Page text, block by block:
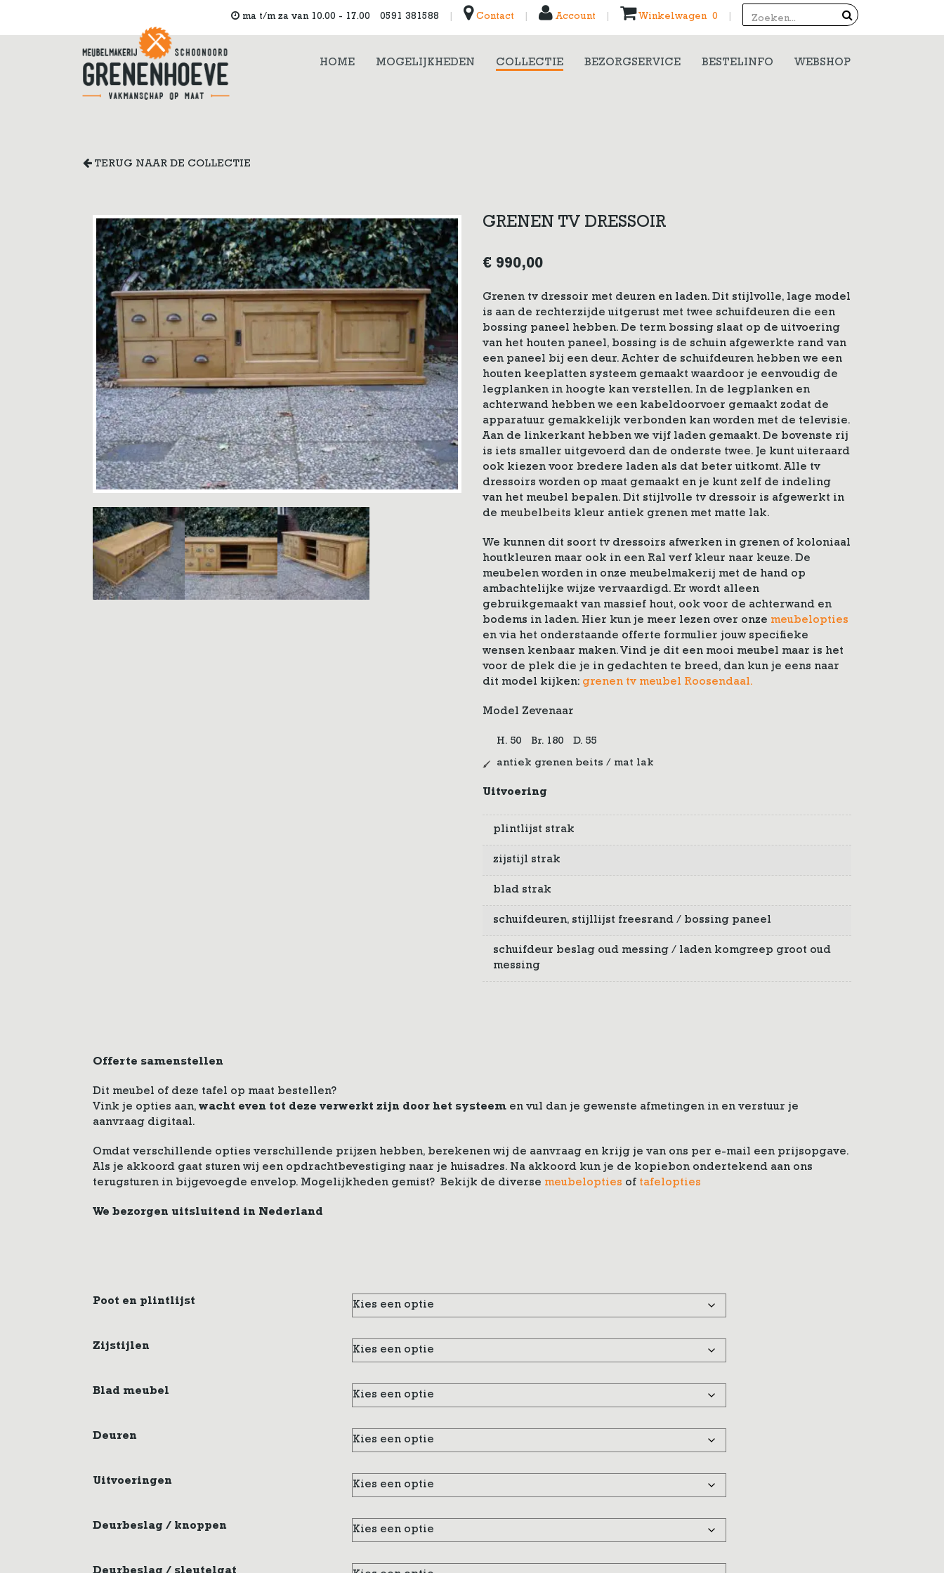
ma t/m za van 10.00 - 17.00 0591 381588 Contact Account Winkelwagen 0
HOME MOGELIJKHEDEN COLLECTIE BEZORGSERVICE BESTELINFO WEBSHOP
TERUG NAAR DE COLLECTIE
GRENEN TV DRESSOIR
€ 990,00
Grenen tv dressoir met deuren en laden. Dit stijlvolle, lage model
is aan de rechterzijde uitgerust met twee schuifdeuren die een
bossing paneel hebben. De term bossing slaat op de uitvoering
van het houten paneel, bossing is de schuin afgewerkte rand van
een paneel bij een deur. Achter de schuifdeuren hebben we een
houten keeplatten systeem gemaakt waardoor je eenvoudig de
legplanken in hoogte kan verstellen. In de legplanken en
achterwand hebben we een kabeldoorvoer gemaakt zodat de
apparatuur gemakkelijk verbonden kan worden met de televisie.
Aan de linkerkant hebben we vijf laden gemaakt. De bovenste rij
is iets smaller uitgevoerd dan de onderste twee. Je kunt uiteraard
ook kiezen voor bredere laden als dat beter uitkomt. Alle tv
dressoirs worden op maat gemaakt en je kunt zelf de indeling
van het meubel bepalen. Dit stijlvolle tv dressoir is afgewerkt in
de meubelbeits kleur antiek grenen met matte lak.
We kunnen dit soort tv dressoirs afwerken in grenen of koloniaal
houtkleuren maar ook in een Ral verf kleur naar keuze. De
meubelen worden in onze meubelmakerij met de hand op
ambachtelijke wijze vervaardigd. Er wordt alleen
gebruikgemaakt van massief hout, ook voor de achterwand en
bodems in laden. Hier kun je meer lezen over onze meubelopties
en via het onderstaande offerte formulier jouw specifieke
wensen kenbaar maken. Vind je dit een mooi meubel maar is het
voor de plek die je in gedachten te breed, dan kun je eens naar
dit model kijken: grenen tv meubel Roosendaal.
Model Zevenaar
H. 50 Br. 180 D. 55
antiek grenen beits / mat lak
Uitvoering
plintlijst strak
zijstijl strak
blad strak
schuifdeuren, stijllijst freesrand / bossing paneel
schuifdeur beslag oud messing / laden komgreep groot oud
messing
Offerte samenstellen
Dit meubel of deze tafel op maat bestellen?
Vink je opties aan, wacht even tot deze verwerkt zijn door het systeem en vul dan je gewenste afmetingen in en verstuur je
aanvraag digitaal.
Omdat verschillende opties verschillende prijzen hebben, berekenen wij de aanvraag en krijg je van ons per e-mail een prijsopgave.
Als je akkoord gaat sturen wij een opdrachtbevestiging naar je huisadres. Na akkoord kun je de kopiebon ondertekend aan ons
terugsturen in bijgevoegde envelop. Mogelijkheden gemist? Bekijk de diverse meubelopties of tafelopties
We bezorgen uitsluitend in Nederland
Poot en plintlijst
Zijstijlen
Blad meubel
Deuren
Uitvoeringen
Deurbeslag / knoppen